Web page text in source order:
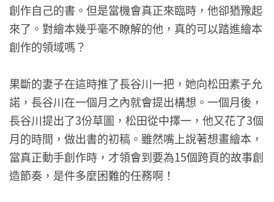
創作自己的書。但是當機會真正來臨時，他卻猶豫起
來了。對繪本幾乎毫不瞭解的他，真的可以踏進繪本
創作的領域嗎？
果斷的妻子在這時推了長谷川一把，她向松田素子允
諾，長谷川在一個月之內就會提出構想。一個月後，
長谷川提出了3份草圖，松田從中擇一，他又花了3個
月的時間，做出書的初稿。雖然嘴上說著想畫繪本，
當真正動手創作時，才領會到要為15個跨頁的故事創
造節奏，是件多麼困難的任務啊！